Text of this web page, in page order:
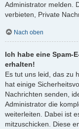
Administrator melden.
verbieten, Private
Nach oben
Ich habe eine Spam-
erhalten!
Es tut uns leid, das zu
hat einige
Nachrichten senden,
Administrator die
weiterleiten. Dabei ist
mitzuschicken. Diese